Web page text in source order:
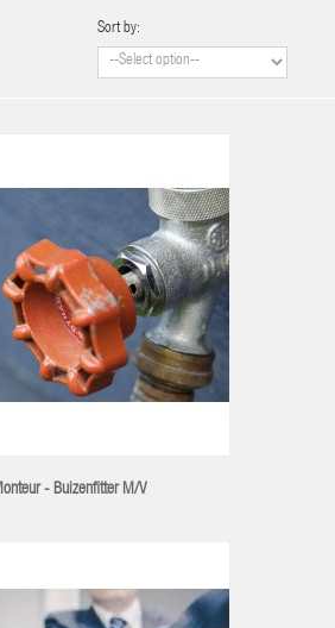
Sort by:
- Buizenfitter M/V